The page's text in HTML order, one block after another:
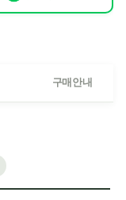
구매안내